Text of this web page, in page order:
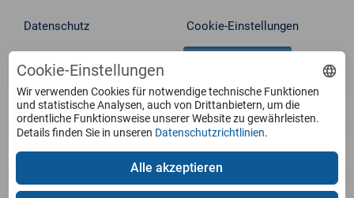
Datenschutz Cookie-Einstellungen
AGB
Service
Produkte
Cookie-Einstellungen
Wir verwenden Cookies für notwendige technische Funktionen
und statistische Analysen, auch von Drittanbietern, um die
ordentliche Funktionsweise unserer Website zu gewährleisten.
Details finden Sie in unseren Datenschutzrichtlinien.
Alle akzeptieren